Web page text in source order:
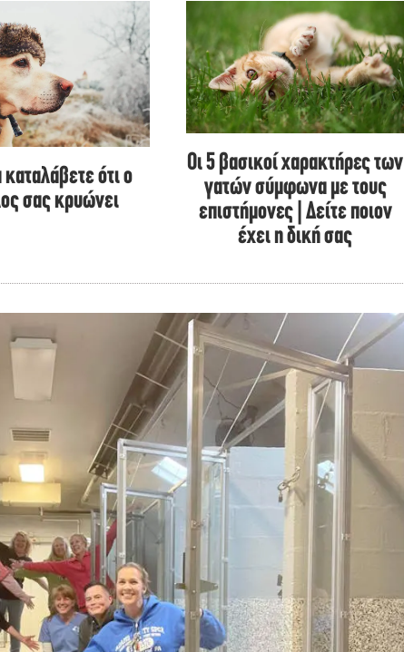
ότι ο
σας κρυώνει
Οι 5 βασικοί χαρακτήρες των
γατών σύμφωνα με τους
επιστήμονες | Δείτε ποιον
έχει η δική σας